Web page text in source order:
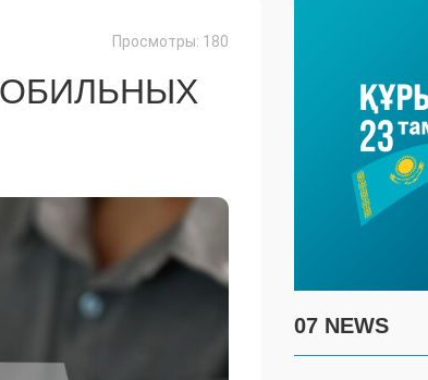
Просмотры: 180
07 NEWS